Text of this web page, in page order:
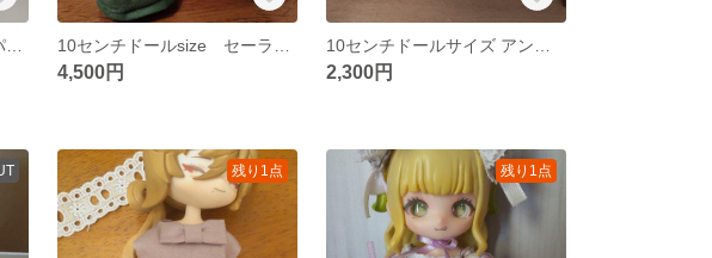
10センチドールsize 宇宙パーカーセット
4,500円 2,300円
残り1点 残り1点